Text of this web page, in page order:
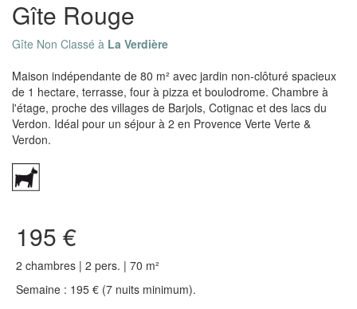
Gîte Rouge
Gîte Non Classé à La Verdière
Maison indépendante de 80 m² avec jardin non-clôturé spacieux
de 1 hectare, terrasse, four à pizza et boulodrome. Chambre à
l'étage, proche des villages de Barjols, Cotignac et des lacs du
Verdon. Idéal pour un séjour à 2 en Provence Verte Verte &
Verdon.
195 €
2 chambres | 2 pers. | 70 m²
Semaine : 195 € (7 nuits minimum).